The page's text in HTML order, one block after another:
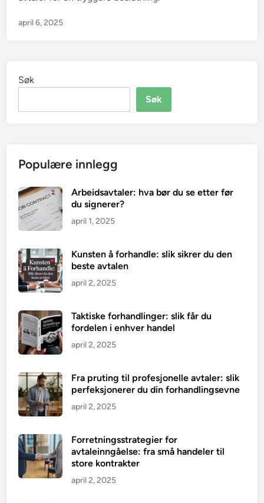
april 6, 2025
Søk
Søk
Populære innlegg
Arbeidsavtaler: hva bør du se etter før
du signerer?
april 1, 2025
Kunsten å forhandle: slik sikrer du den
beste avtalen
april 2, 2025
Taktiske forhandlinger: slik får du
fordelen i enhver handel
april 2, 2025
Fra pruting til profesjonelle avtaler: slik
perfeksjonerer du din forhandlingsevne
april 2, 2025
Forretningsstrategier for
avtaleinngåelse: fra små handeler til
store kontrakter
april 2, 2025